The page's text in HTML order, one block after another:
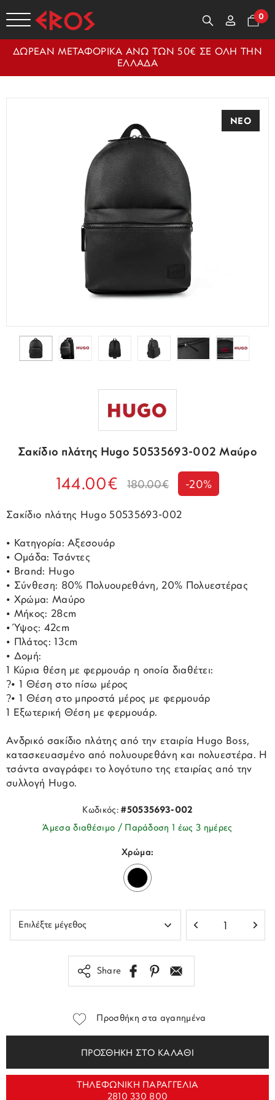
0
ΔΩΡΕΑΝ ΜΕΤΑΦΟΡΙΚΑ ΑΝΩ ΤΩΝ 50€ ΣΕ ΟΛΗ ΤΗΝ
ΕΛΛΑΔΑ
ΝΕΟ
Σακίδιο πλάτης Hugo 50535693-002 Μαύρο
144.00€ 180.00€ -20%
Σακίδιο πλάτης Hugo 50535693-002
• Κατηγορία: Αξεσουάρ
• Ομάδα: Τσάντες
• Brand: Hugo
• Σύνθεση: 80% Πολυουρεθάνη, 20% Πολυεστέρας
• Χρώμα: Μαύρο
• Μήκος: 28cm
• Ύψος: 42cm
• Πλάτος: 13cm
• Δομή:
1 Κύρια θέση με φερμουάρ η οποία διαθέτει:
?• 1 Θέση στο πίσω μέρος
?• 1 Θέση στο μπροστά μέρος με φερμουάρ
1 Εξωτερική Θέση με φερμουάρ.
Ανδρικό σακίδιο πλάτης από την εταιρία Hugo Boss,
κατασκευασμένο από πολυουρεθάνη και πολυεστέρα. Η
τσάντα αναγράφει το λογότυπο της εταιρίας από την
συλλογή Hugo.
Κωδικός:#50535693-002
Άμεσα διαθέσιμο / Παράδοση 1 έως 3 ημέρες
Χρώμα:
Share
Προσθήκη στα αγαπημένα
ΠΡΟΣΘΗΚΗ ΣΤΟ ΚΑΛΑΘΙ
ΤΗΛΕΦΩΝΙΚΗ ΠΑΡΑΓΓΕΛΙΑ
2810 330 800